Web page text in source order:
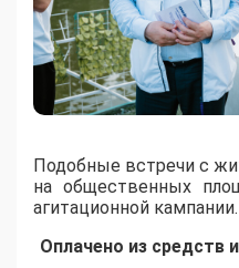
Подобные встречи с
на общественных
агитационной кампании.
Оплачено из средств